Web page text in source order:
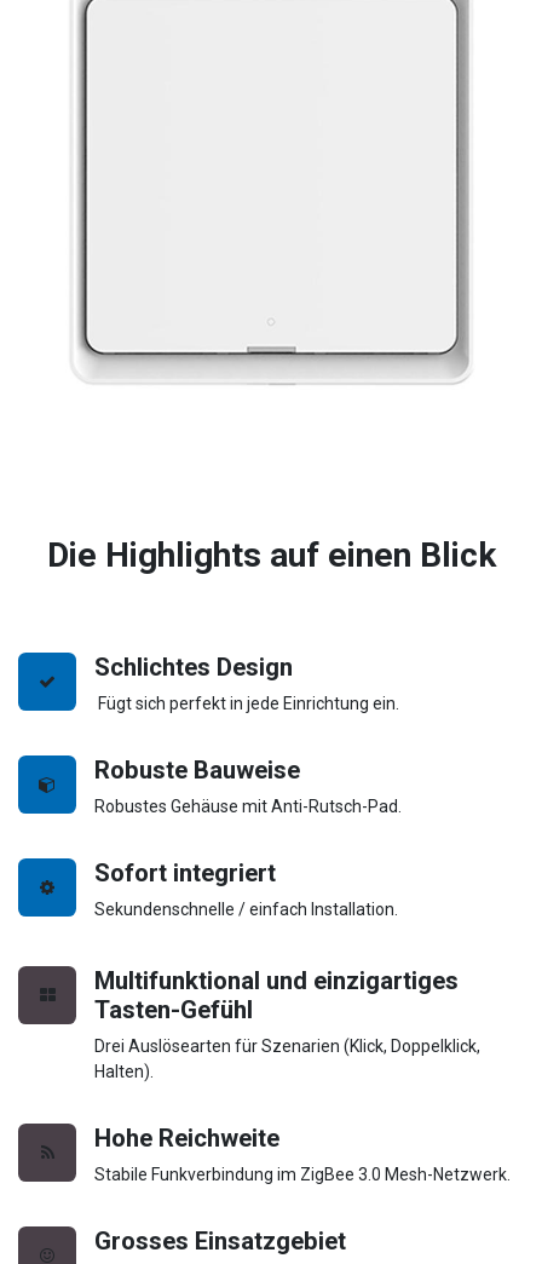
Die Highlights auf einen Blick
Schlichtes Design
Fügt sich perfekt in jede Einrichtung ein.
Robuste Bauweise
Robustes Gehäuse mit Anti-Rutsch-Pad.
Sofort integriert
Sekundenschnelle / einfach Installation.
Multifunktional und einzigartiges
Tasten-Gefühl
Drei Auslösearten für Szenarien (Klick, Doppelklick,
Halten).
Hohe Reichweite
Stabile Funkverbindung im ZigBee 3.0 Mesh-Netzwerk.
Grosses Einsatzgebiet